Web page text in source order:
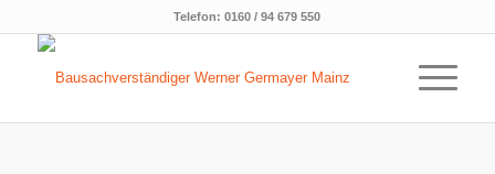
Telefon:0160 / 94 679 550